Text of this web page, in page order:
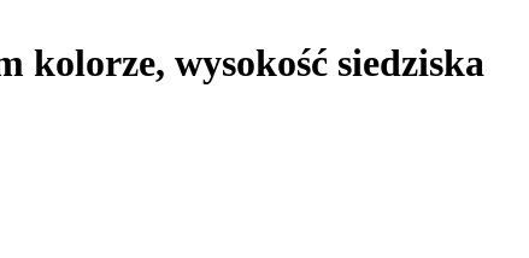
kolorze, wysokość siedziska